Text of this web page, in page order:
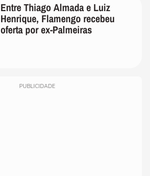
Entre Thiago Almada e Luiz
Henrique, Flamengo recebeu
oferta por ex-Palmeiras
PUBLICIDADE